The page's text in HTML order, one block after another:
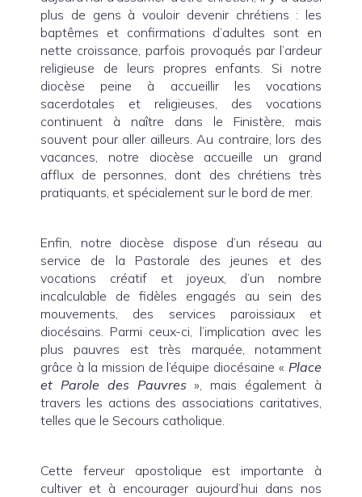
plus de gens à vouloir devenir chrétiens : les
baptêmes et confirmations d’adultes sont en
nette croissance, parfois provoqués par l’ardeur
religieuse de leurs propres enfants. Si notre
diocèse peine à accueillir les vocations
sacerdotales et religieuses, des vocations
continuent à naître dans le Finistère, mais
souvent pour aller ailleurs. Au contraire, lors des
vacances, notre diocèse accueille un grand
afflux de personnes, dont des chrétiens très
pratiquants, et spécialement sur le bord de mer.
Enfin, notre diocèse dispose d’un réseau au
service de la Pastorale des jeunes et des
vocations créatif et joyeux, d’un nombre
incalculable de fidèles engagés au sein des
mouvements, des services paroissiaux et
diocésains. Parmi ceux-ci, l’implication avec les
plus pauvres est très marquée, notamment
grâce à la mission de l’équipe diocésaine « Place
et Parole des Pauvres », mais également à
travers les actions des associations caritatives,
telles que le Secours catholique.
Cette ferveur apostolique est importante à
cultiver et à encourager aujourd’hui dans nos